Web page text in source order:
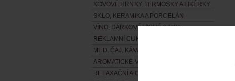
KOVOVÉ HRNKY, TERMOSKY A LIKÉRKY
SKLO, KERAMIKA A PORCELÁN
VÍNO, DÁRKOVÉ VINNÉ SADY
REKLAMNÍ CUKROVINKY
MED, ČAJ, KÁVA A DALŠÍ POTRAVINY
AROMATICKÉ VISAČKY
RELAXAČNÍ A OSTATNÍ DÁRKY